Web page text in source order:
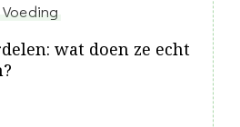
Voeding
wat doen ze echt